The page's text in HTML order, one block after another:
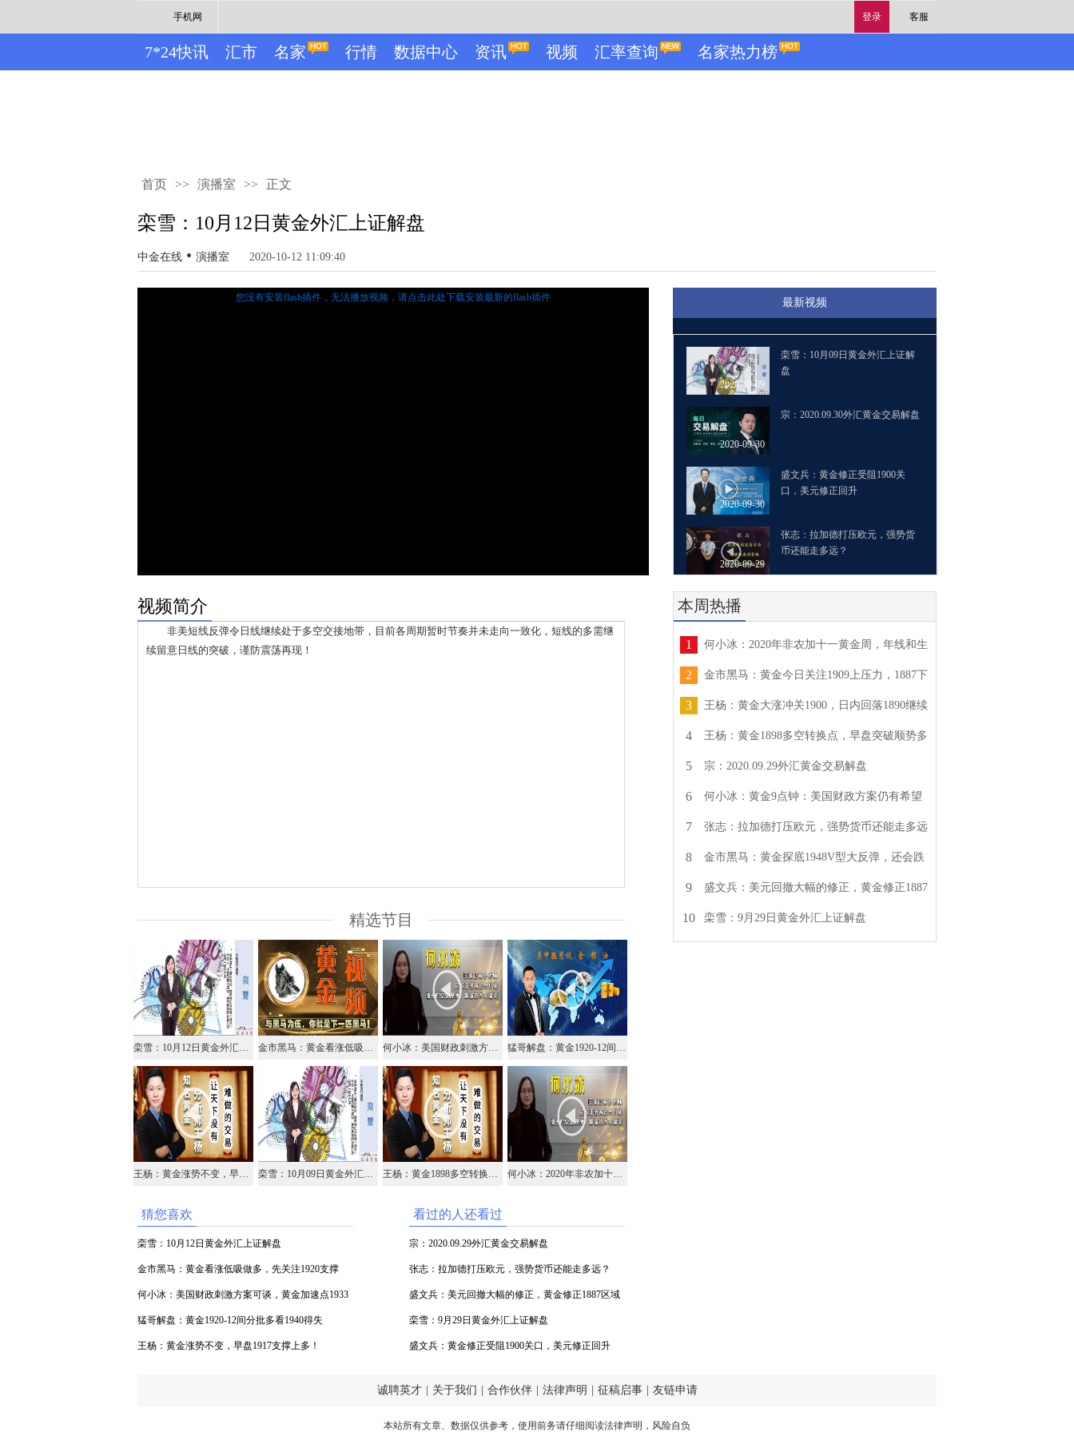
登录 客服
手机网
7*24快讯 汇市 名家 行情 数据中心 资讯 视频 汇率查询 名家热力榜
首页 >> 演播室 >> 正文
栾雪：10月12日黄金外汇上证解盘
中金在线 • 演播室 2020-10-12 11:09:40
您没有安装flash插件，无法播放视频， 请点击此处下载安装最新的flash插件 最新视频
2020-10-09
栾雪：10月09日黄金外汇上证解
盘
2020-09-30
宗：2020.09.30外汇黄金交易解盘
2020-09-30
盛文兵：黄金修正受阻1900关
口，美元修正回升
2020-09-29
张志：拉加德打压欧元，强势货
币还能走多远？
视频简介
非美短线反弹令日线继续处于多空交接地带，目前各周期暂时节奏并未走向一致化，短线的多需继
续留意日线的突破，谨防震荡再现！
精选节目
栾雪：10月12日黄金外汇上证解盘 金市黑马：黄金看涨低吸做多，先关注1920支撑 何小冰：美国财政刺激方案可谈，黄金加速点1933 猛哥解盘：黄金1920-12间分批多看1940得失
王杨：黄金涨势不变，早盘1917支撑上多！ 栾雪：10月09日黄金外汇上证解盘 王杨：黄金1898多空转换点，早盘突破顺势多！ 何小冰：2020年非农加十一黄金周，年线和生命线，谁话事？
猜您喜欢
栾雪：10月12日黄金外汇上证解盘
金市黑马：黄金看涨低吸做多，先关注1920支撑
何小冰：美国财政刺激方案可谈，黄金加速点1933
猛哥解盘：黄金1920-12间分批多看1940得失
王杨：黄金涨势不变，早盘1917支撑上多！
看过的人还看过
宗：2020.09.29外汇黄金交易解盘
张志：拉加德打压欧元，强势货币还能走多远？
盛文兵：美元回撤大幅的修正，黄金修正1887区域
空
栾雪：9月29日黄金外汇上证解盘
盛文兵：黄金修正受阻1900关口，美元修正回升
本周热播
1 何小冰：2020年非农加十一黄金周，年线和生
2 金市黑马：黄金今日关注1909上压力，1887下
3 王杨：黄金大涨冲关1900，日内回落1890继续
4 王杨：黄金1898多空转换点，早盘突破顺势多
5 宗：2020.09.29外汇黄金交易解盘
6 何小冰：黄金9点钟：美国财政方案仍有希望
7 张志：拉加德打压欧元，强势货币还能走多远
8 金市黑马：黄金探底1948V型大反弹，还会跌
9 盛文兵：美元回撤大幅的修正，黄金修正1887
10 栾雪：9月29日黄金外汇上证解盘
诚聘英才 关于我们 合作伙伴 法律声明 征稿启事 友链申请
本站所有文章、数据仅供参考，使用前务请仔细阅读法律声明 ，风险自负